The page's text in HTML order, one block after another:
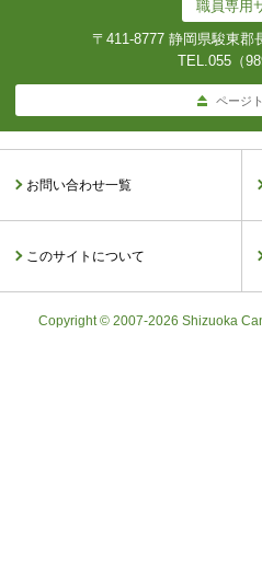
職員専用
〒411-8777 静岡県駿東郡
TEL.055（
ページ
お問い合わせ一覧
このサイトについて
Copyright © 2007-2026 Shizuoka